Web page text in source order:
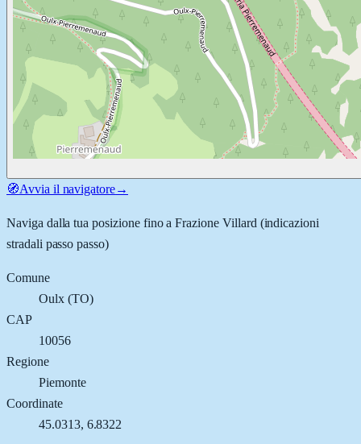
🧭Avvia il navigatore→
Naviga dalla tua posizione fino aFrazione Villard (indicazioni
stradali passo passo)
Comune
Oulx(TO)
CAP
10056
Regione
Piemonte
Coordinate
45.0313, 6.8322